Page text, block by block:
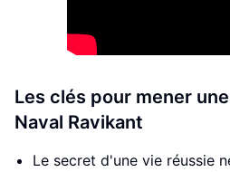
Les clés pour mener
Naval Ravikant
Le secret d'une vie réussie